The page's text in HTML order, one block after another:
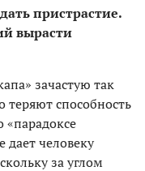
пристрастие.
вырасти
зачастую так
способность
«парадоксе
дает человеку
за углом